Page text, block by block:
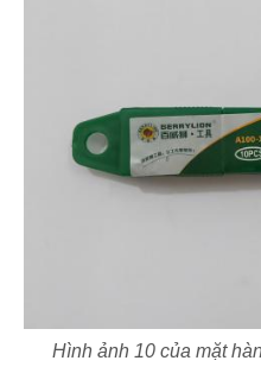
Hình ảnh 10 của mặt